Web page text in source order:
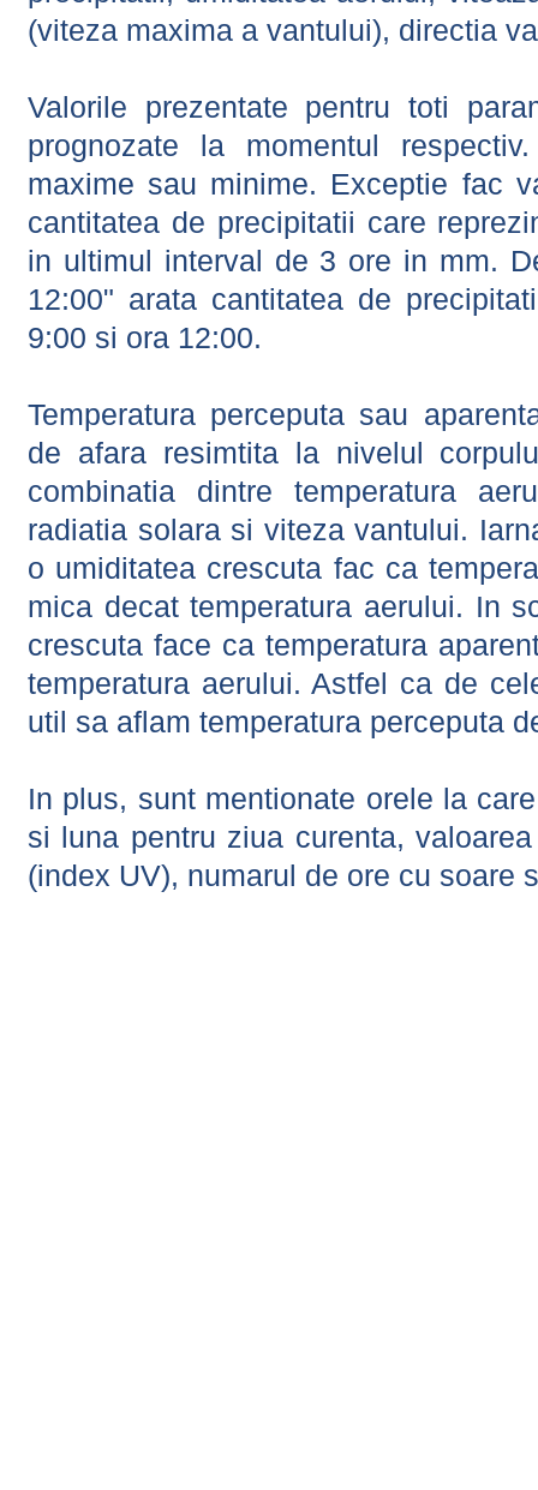
(viteza maxima a vantului), directia
Valorile prezentate pentru toti
prognozate la momentul
maxime sau minime. Exceptie fac
cantitatea de precipitatii care
in ultimul interval de 3 ore in mm.
12:00" arata cantitatea de
9:00 si ora 12:00.
Temperatura perceputa sau
de afara resimtita la nivelul
combinatia dintre temperatura
radiatia solara si viteza vantului.
o umiditatea crescuta fac ca
mica decat temperatura aerului. In
crescuta face ca temperatura
temperatura aerului. Astfel ca de
util sa aflam temperatura perceputa
In plus, sunt mentionate orele la
si luna pentru ziua curenta,
(index UV), numarul de ore cu soare